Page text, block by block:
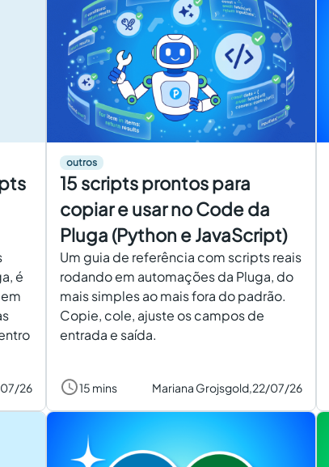
é
26
outros
15 scripts prontos para
copiar e usar no Code da
Pluga (Python e JavaScript)
Um guia de referência com scripts reais
rodando em automações da Pluga, do
mais simples ao mais fora do padrão.
Copie, cole, ajuste os campos de
entrada e saída.
15 mins Mariana Grojsgold, 22/07/26